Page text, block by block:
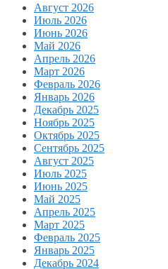
Август 2026
Июль 2026
Июнь 2026
Май 2026
Апрель 2026
Март 2026
Февраль 2026
Январь 2026
Декабрь 2025
Ноябрь 2025
Октябрь 2025
Сентябрь 2025
Август 2025
Июль 2025
Июнь 2025
Май 2025
Апрель 2025
Март 2025
Февраль 2025
Январь 2025
Декабрь 2024